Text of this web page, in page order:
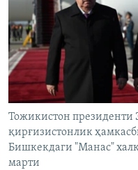
Тожикистон
қирғизистонлик
Бишкекдаги "Манас"
марти